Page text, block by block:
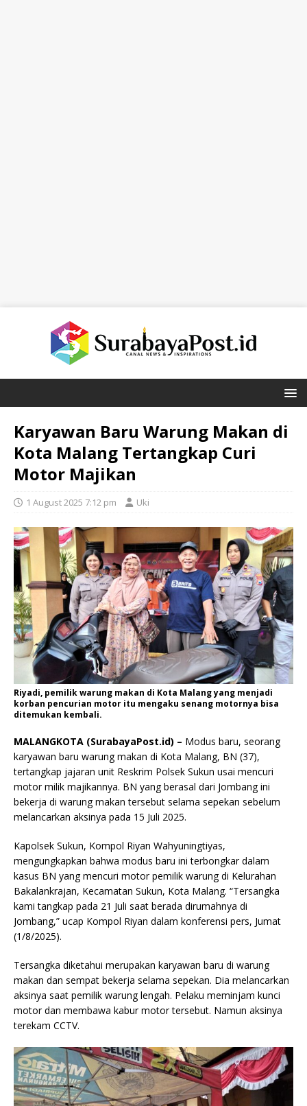
Karyawan Baru Warung Makan di
Kota Malang Tertangkap Curi
Motor Majikan
1 August 2025 7:12 pm Uki
Riyadi, pemilik warung makan di Kota Malang yang menjadi
korban pencurian motor itu mengaku senang motornya bisa
ditemukan kembali.
MALANGKOTA (SurabayaPost.id) – Modus baru, seorang
karyawan baru warung makan di Kota Malang, BN (37),
tertangkap jajaran unit Reskrim Polsek Sukun usai mencuri
motor milik majikannya. BN yang berasal dari Jombang ini
bekerja di warung makan tersebut selama sepekan sebelum
melancarkan aksinya pada 15 Juli 2025.
Kapolsek Sukun, Kompol Riyan Wahyuningtiyas,
mengungkapkan bahwa modus baru ini terbongkar dalam
kasus BN yang mencuri motor pemilik warung di Kelurahan
Bakalankrajan, Kecamatan Sukun, Kota Malang. “Tersangka
kami tangkap pada 21 Juli saat berada dirumahnya di
Jombang,” ucap Kompol Riyan dalam konferensi pers, Jumat
(1/8/2025).
Tersangka diketahui merupakan karyawan baru di warung
makan dan sempat bekerja selama sepekan. Dia melancarkan
aksinya saat pemilik warung lengah. Pelaku meminjam kunci
motor dan membawa kabur motor tersebut. Namun aksinya
terekam CCTV.